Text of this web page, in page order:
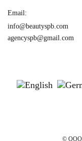
Email:
info@beautyspb.com
agencyspb@gmail.com
© OOO